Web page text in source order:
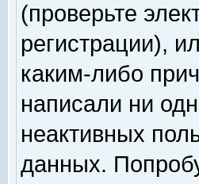
(проверьте
регистрации),
каким-либо
написали ни
неактивных
данных.